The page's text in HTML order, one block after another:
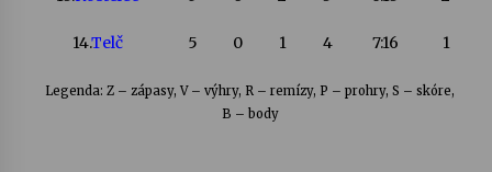
14.Telč 5 0 1 4 7:16 1
Legenda: Z – zápasy, V – výhry, R – remízy, P – prohry, S – skóre,
B – body